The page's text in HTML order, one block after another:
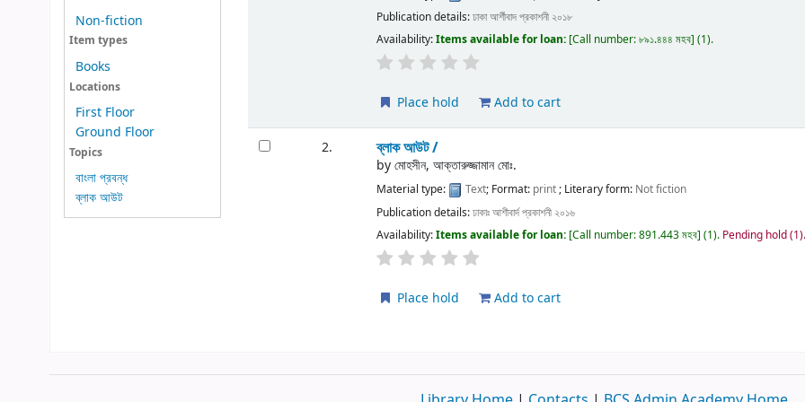
Non-fiction
Item types
Books
Locations
First Floor
Ground Floor
Topics
বাংলা প্রবন্ধ
ব্লাক আউট
Publication details:ঢাকাআর্শীবাদ প্রকাশনী ২০১৮
Availability:Items available for loan: Call number:৮৯১.৪৪৪ মহব (1).
Place hold Add to cart
2. ব্লাক আউট /
byমোহসীন, আক্তারুজ্জামান মোঃ.
Material type: Text; Format: print; Literary form: Not fiction
Publication details:ঢাকাঃআশীবার্দ প্রকাশনী ২০১৬
Availability:Items available for loan: Call number:891.443 মহব (1). Pending hold
Place hold Add to cart